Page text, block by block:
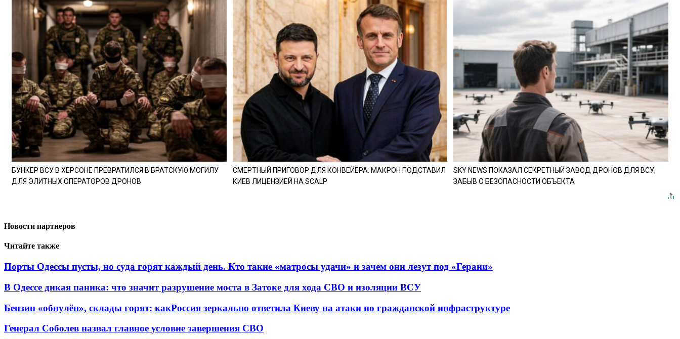
БУНКЕР ВСУ В ХЕРСОНЕ ПРЕВРАТИЛСЯ В БРАТСКУЮ МОГИЛУ
ДЛЯ ЭЛИТНЫХ ОПЕРАТОРОВ ДРОНОВ
СМЕРТНЫЙ ПРИГОВОР ДЛЯ КОНВЕЙЕРА: МАКРОН ПОДСТАВИЛ
КИЕВ ЛИЦЕНЗИЕЙ НА SCALP
SKY NEWS ПОКАЗАЛ СЕКРЕТНЫЙ ЗАВОД ДРОНОВ ДЛЯ ВСУ,
ЗАБЫВ О БЕЗОПАСНОСТИ ОБЪЕКТА
Новости партнеров
Читайте также
Порты Одессы пусты, но суда горят каждый день. Кто такие «матросы удачи» и зачем они лезут под «Герани»
В Одессе дикая паника: что значит разрушение моста в Затоке для хода СВО и изоляции ВСУ
Бензин «обнулён», склады горят: какРоссия зеркально ответила Киеву на атаки по гражданской инфраструктуре
Генерал Соболев назвал главное условие завершения СВО